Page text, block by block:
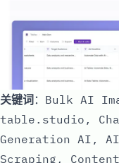
关键词：Bulk AI
table.studio,
Generation AI,
Scraping,